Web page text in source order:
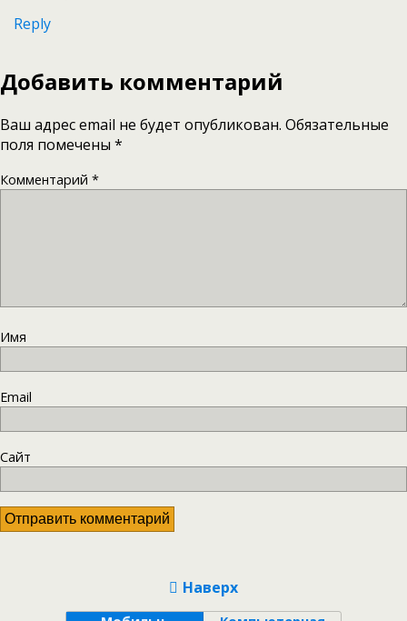
Reply
Добавить комментарий
Ваш адрес email не будет опубликован. Обязательные
поля помечены *
Комментарий *
Имя
Email
Сайт
Наверх